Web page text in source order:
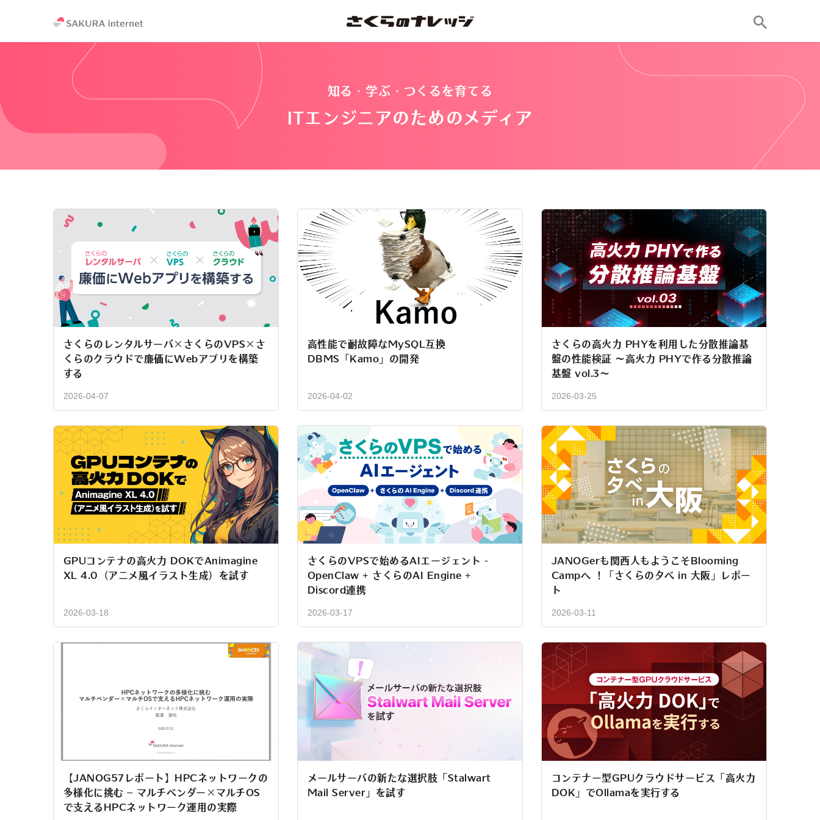
知る・学ぶ・つくるを育てる
ITエンジニアのためのメディア
さくらのレンタルサーバ×さくらのVPS×さ
くらのクラウドで廉価にWebアプリを構築
する
2026-04-07
高性能で耐故障なMySQL互換
DBMS「Kamo」の開発
2026-04-02
さくらの高火力 PHYを利用した分散推論基
盤の性能検証 〜高火力 PHYで作る分散推論
基盤 vol.3〜
2026-03-25
GPUコンテナの高火力 DOKでAnimagine
XL 4.0（アニメ風イラスト生成）を試す
2026-03-18
さくらのVPSで始めるAIエージェント -
OpenClaw + さくらのAI Engine +
Discord連携
2026-03-17
JANOGerも関西人もようこそBlooming
Campへ ！「さくらの夕べ in 大阪」レポー
ト
2026-03-11
【JANOG57レポート】HPCネットワークの
多様化に挑む – マルチベンダー×マルチOS
で支えるHPCネットワーク運用の実際
メールサーバの新たな選択肢「Stalwart
Mail Server」を試す
コンテナー型GPUクラウドサービス「高火力
DOK」でOllamaを実行する